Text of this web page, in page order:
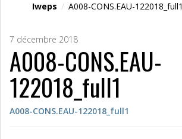
Iweps / A008-CONS.EAU-122018_full1
7 décembre 2018
A008-CONS.EAU-
122018_full1
A008-CONS.EAU-122018_full1